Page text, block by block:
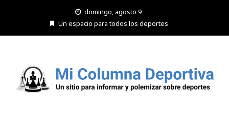
domingo, agosto 9
Un espacio para todos los deportes